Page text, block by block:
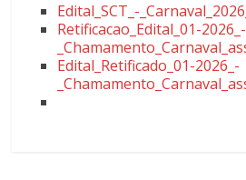
Edital_SCT_-
Retificacao_Edital_01-2026_-
Edital_Retificado_01-2026_-